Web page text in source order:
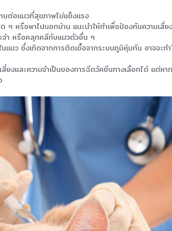
ต่อแมวที่สุขภาพไม่แข็งแรง
ๆ หรือพาไปนอกบ้าน แนะนำให้ทำเพื่อป้องกันความเสี่ย
จำ หรือคลุกคลีกับแมวตัวอื่น ๆ
มว ซึ่งเกิดจากการติดเชื้อจากระบบภูมิคุ้มกัน อาจจะท
ยงและความจำเป็นของการฉีดวัคซีนทางเลือกได้ แต่ห